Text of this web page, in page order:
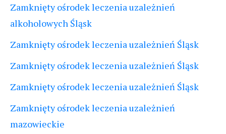
Zamknięty ośrodek leczenia uzależnień
alkoholowych Śląsk
Zamknięty ośrodek leczenia uzależnień Śląsk
Zamknięty ośrodek leczenia uzależnień Śląsk
Zamknięty ośrodek leczenia uzależnień Śląsk
Zamknięty ośrodek leczenia uzależnień
mazowieckie